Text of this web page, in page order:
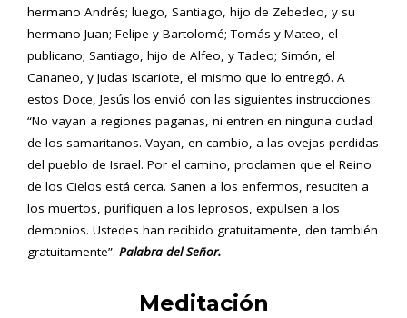
hermano Andrés; luego, Santiago, hijo de Zebedeo, y su
hermano Juan; Felipe y Bartolomé; Tomás y Mateo, el
publicano; Santiago, hijo de Alfeo, y Tadeo; Simón, el
Cananeo, y Judas Iscariote, el mismo que lo entregó. A
estos Doce, Jesús los envió con las siguientes instrucciones:
“No vayan a regiones paganas, ni entren en ninguna ciudad
de los samaritanos. Vayan, en cambio, a las ovejas perdidas
del pueblo de Israel. Por el camino, proclamen que el Reino
de los Cielos está cerca. Sanen a los enfermos, resuciten a
los muertos, purifiquen a los leprosos, expulsen a los
demonios. Ustedes han recibido gratuitamente, den también
gratuitamente”. Palabra del Señor.
Meditación